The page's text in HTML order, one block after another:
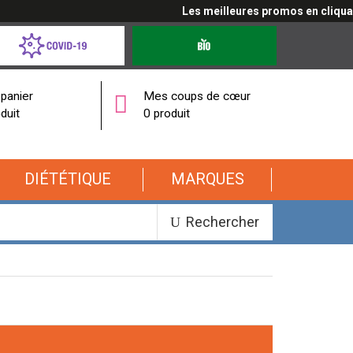
Les meilleures promos en cliquant ici
Mes coups de cœur
0 produit
DIÉTÉTIQUE MARQUES
Rechercher